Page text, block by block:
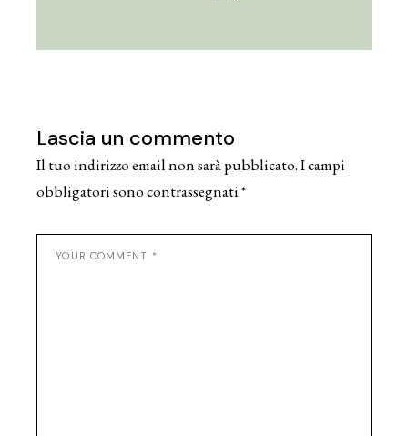
Lascia un commento
Il tuo indirizzo email non sarà pubblicato.I campi
obbligatori sono contrassegnati*